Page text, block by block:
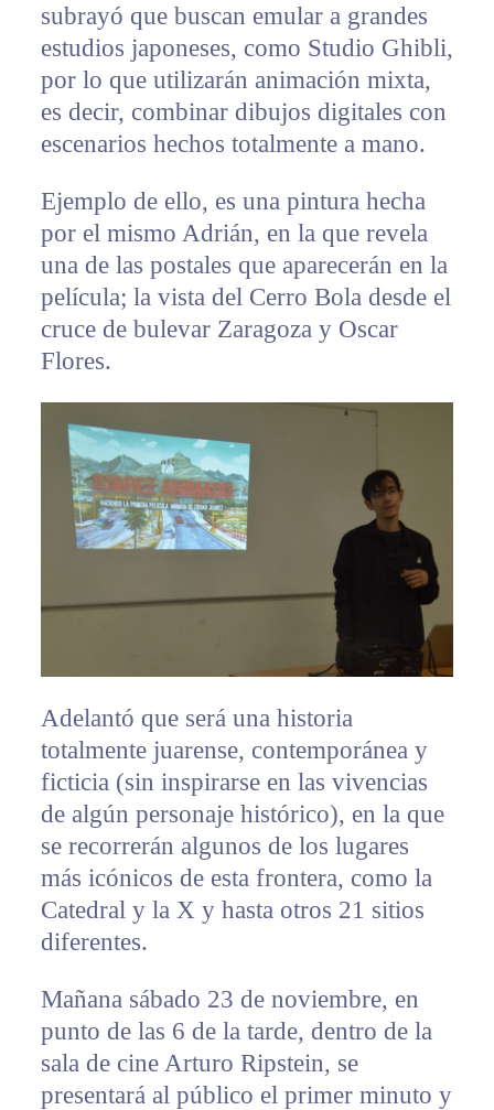
subrayó que buscan emular a grandes
estudios japoneses, como Studio Ghibli,
por lo que utilizarán animación mixta,
es decir, combinar dibujos digitales con
escenarios hechos totalmente a mano.
Ejemplo de ello, es una pintura hecha
por el mismo Adrián, en la que revela
una de las postales que aparecerán en la
película; la vista del Cerro Bola desde el
cruce de bulevar Zaragoza y Oscar
Flores.
Adelantó que será una historia
totalmente juarense, contemporánea y
ficticia (sin inspirarse en las vivencias
de algún personaje histórico), en la que
se recorrerán algunos de los lugares
más icónicos de esta frontera, como la
Catedral y la X y hasta otros 21 sitios
diferentes.
Mañana sábado 23 de noviembre, en
punto de las 6 de la tarde, dentro de la
sala de cine Arturo Ripstein, se
presentará al público el primer minuto y